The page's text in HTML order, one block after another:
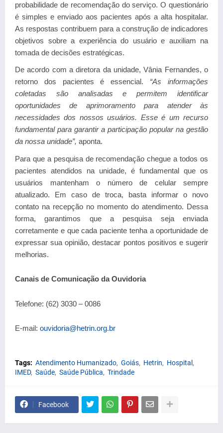
probabilidade de recomendação do serviço. O questionário
é simples e enviado aos pacientes após a alta hospitalar.
As respostas contribuem para a construção de indicadores
objetivos sobre a experiência do usuário e auxiliam na
tomada de decisões estratégicas.
De acordo com a diretora da unidade, Vânia Fernandes, o
retorno dos pacientes é essencial. “As informações
coletadas são analisadas e permitem identificar
oportunidades de aprimoramento para atender às
necessidades dos nossos usuários. Esse é um recurso
fundamental para garantir a participação popular na gestão
da nossa unidade”, aponta.
Para que a pesquisa de recomendação chegue a todos os
pacientes atendidos na unidade, é fundamental que os
usuários mantenham o número de celular sempre
atualizado. Em caso de troca, basta informar o novo
contato na recepção no momento do atendimento. Dessa
forma, garantimos que a pesquisa seja enviada
corretamente e que cada paciente tenha a oportunidade de
expressar sua opinião, destacar pontos positivos e sugerir
melhorias.
Canais de Comunicação da Ouvidoria
Telefone: (62) 3030 – 0086
E-mail: ouvidoria@hetrin.org.br
Tags: Atendimento Humanizado Goiás Hetrin
Hospital
IMED Saúde Saúde Pública Trindade
Facebook